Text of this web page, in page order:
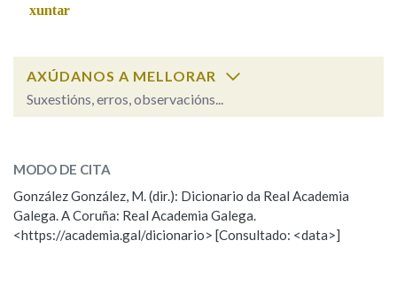
xuntar
AXÚDANOS A MELLORAR
Suxestións, erros, observacións...
ESCOLLE UNHA OPCIÓN:
Observación Hai un erro na palabra
Propoño mellorar a definición
MODO DE CITA
González González, M. (dir.): Dicionario da Real Academia
Galega. A Coruña: Real Academia Galega.
<https://academia.gal/dicionario> [Consultado: <data>]